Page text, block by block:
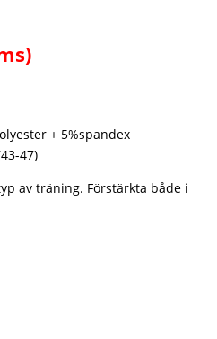
+ 5%spandex
47)
av träning. Förstärkta både i